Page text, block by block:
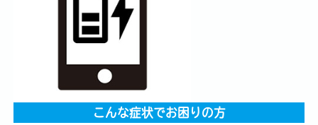
こんな症状でお困りの方